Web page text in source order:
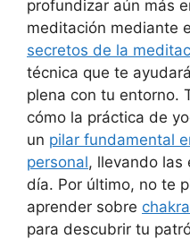
profundizar aún más
meditación mediante
secretos de la
técnica que te
plena con tu entorno.
cómo la práctica de
un pilar fundamental
personal, llevando las
día. Por último, no te
aprender sobre
para descubrir tu